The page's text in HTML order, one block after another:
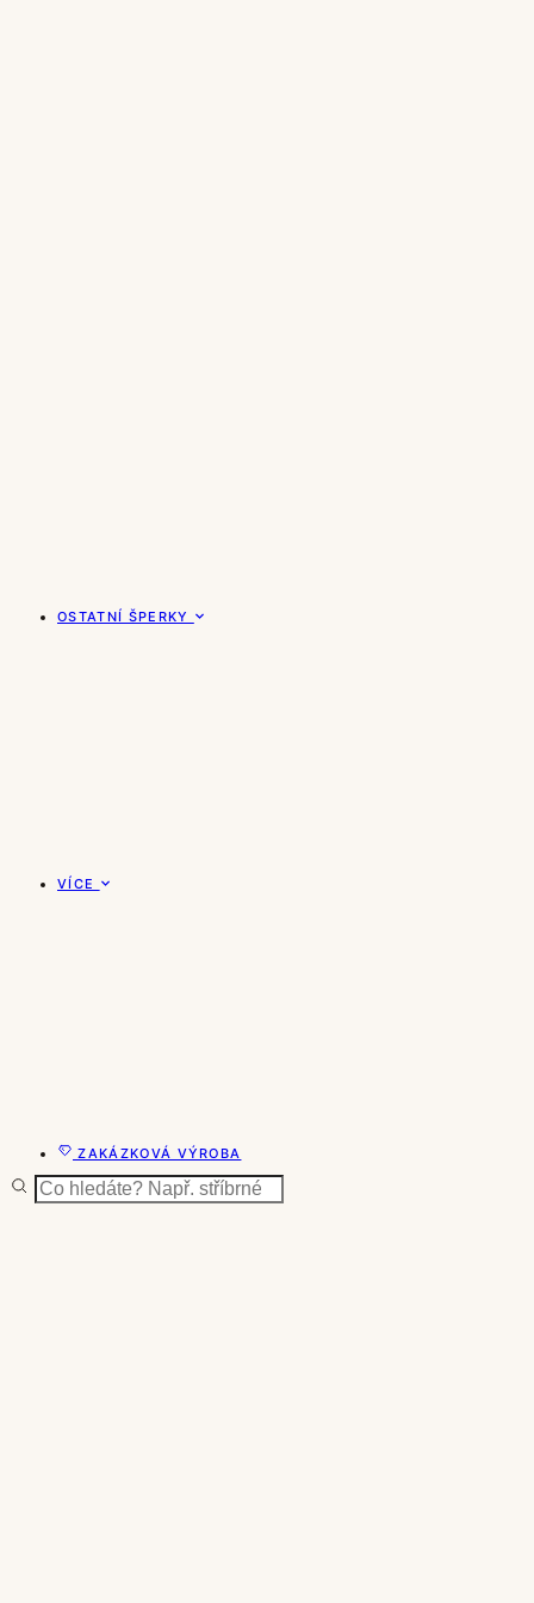
OSTATNÍ ŠPERKY
VÍCE
ZAKÁZKOVÁ VÝROBA